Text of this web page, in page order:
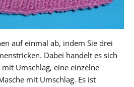
auf einmal ab, indem Sie drei
Dabei handelt es sich
Umschlag, eine einzelne
mit Umschlag. Es ist